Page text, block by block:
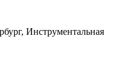
Инструментальная